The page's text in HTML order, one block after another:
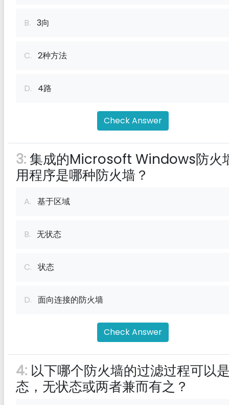
B. 3向
C. 2种方法
D. 4路
Check Answer
3:集成的Microsoft Windows防火
用程序是哪种防火墙？
A. 基于区域
B. 无状态
C. 状态
D. 面向连接的防火墙
Check Answer
4: 以下哪个防火墙的过滤过程可以
态，无状态或两者兼而有之？